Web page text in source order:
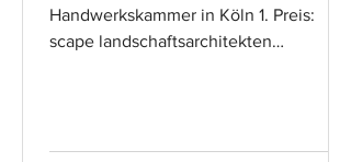
Handwerkskammer in Köln 1. Preis:
scape landschaftsarchitekten